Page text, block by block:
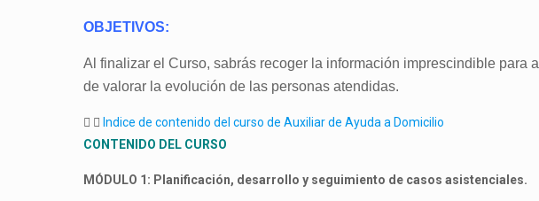
OBJETIVOS:
Al finalizar el Curso, sabrás recoger la información imprescindible
de valorar la evolución de las personas atendidas.
Indice de contenido del curso de Auxiliar de Ayuda a Domicilio
CONTENIDO DEL CURSO
MÓDULO 1: Planificación, desarrollo y seguimiento de casos asistenciales.